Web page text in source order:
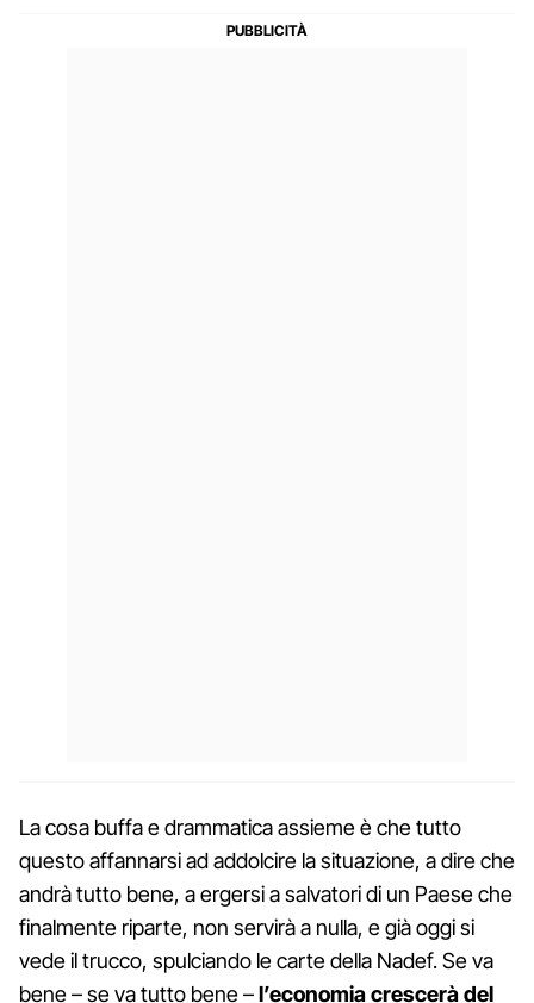
La cosa buffa e drammatica assieme è che tutto
questo affannarsi ad addolcire la situazione, a dire che
andrà tutto bene, a ergersi a salvatori di un Paese che
finalmente riparte, non servirà a nulla, e già oggi si
vede il trucco, spulciando le carte della Nadef. Se va
bene – se va tutto bene –l’economia crescerà del